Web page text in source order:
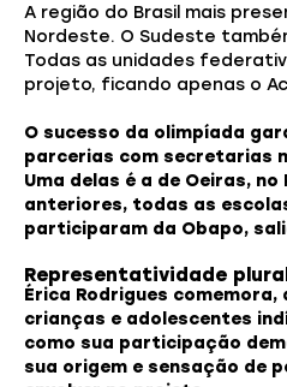
A região do Brasil mais
Nordeste. O Sudeste
Todas as unidades
projeto, ficando apenas o
O sucesso da olimpíada
parcerias com secretarias
Uma delas é a de Oeiras, no
anteriores, todas as
participaram da Obapo,
Representatividade
Érica Rodrigues comemora,
crianças e adolescentes
como sua participação
sua origem e sensação de